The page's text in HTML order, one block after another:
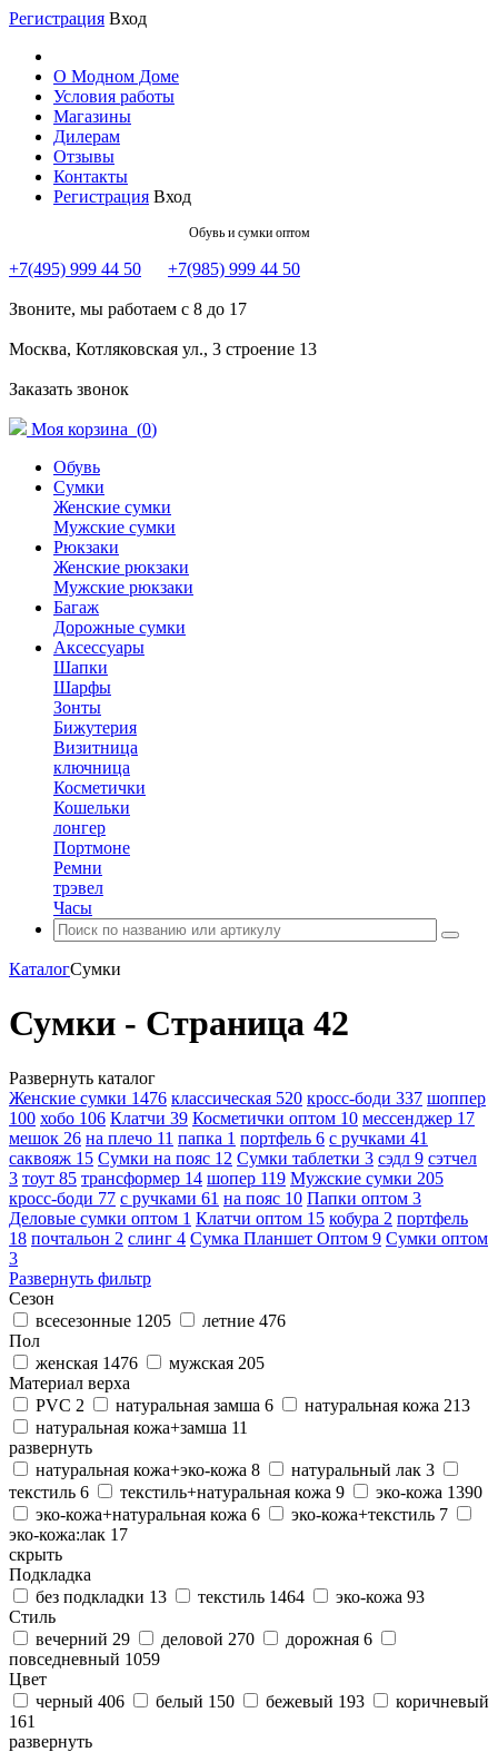
Регистрация Вход
О Модном Доме
Условия работы
Магазины
Дилерам
Отзывы
Контакты
Регистрация Вход
Обувь и сумки оптом
+7(495) 999 44 50 +7(985) 999 44 50
Звоните, мы работаем с 8 до 17
Москва, Котляковская ул., 3 строение 13
Заказать звонок
Моя корзина (0)
Обувь
Сумки
Женские сумки
Мужские сумки
Рюкзаки
Женские рюкзаки
Мужские рюкзаки
Багаж
Дорожные сумки
Аксессуары
Шапки
Шарфы
Зонты
Бижутерия
Визитница
ключница
Косметички
Кошельки
лонгер
Портмоне
Ремни
трэвел
Часы
КаталогСумки
Сумки - Страница 42
Развернуть каталог
Женские сумки 1476 классическая 520 кросс-боди 337 шоппер
100 хобо 106 Клатчи 39 Косметички оптом 10 мессенджер 17
мешок 26 на плечо 11 папка 1 портфель 6 с ручками 41
саквояж 15 Сумки на пояс 12 Сумки таблетки 3 сэдл 9 сэтчел
3 тоут 85 трансформер 14 шопер 119 Мужские сумки 205
кросс-боди 77 с ручками 61 на пояс 10 Папки оптом 3
Деловые сумки оптом 1 Клатчи оптом 15 кобура 2 портфель
18 почтальон 2 слинг 4 Сумка Планшет Оптом 9 Сумки оптом
3
Развернуть фильтр
Сезон
всесезонные 1205 летние 476
Пол
женская 1476 мужская 205
Материал верха
PVC 2 натуральная замша 6 натуральная кожа 213
натуральная кожа+замша 11
развернуть
натуральная кожа+эко-кожа 8 натуральный лак 3
текстиль 6 текстиль+натуральная кожа 9 эко-кожа 1390
эко-кожа+натуральная кожа 6 эко-кожа+текстиль 7
эко-кожа:лак 17
скрыть
Подкладка
без подкладки 13 текстиль 1464 эко-кожа 93
Стиль
вечерний 29 деловой 270 дорожная 6
повседневный 1059
Цвет
черный 406 белый 150 бежевый 193
коричневый
161
развернуть